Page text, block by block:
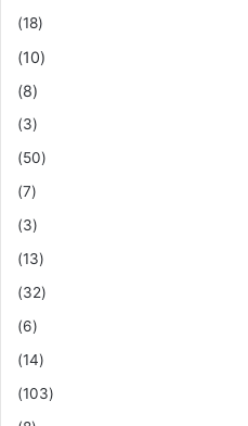
(18)
(10)
(8)
(3)
(50)
(7)
(3)
(13)
(32)
(6)
(14)
(103)